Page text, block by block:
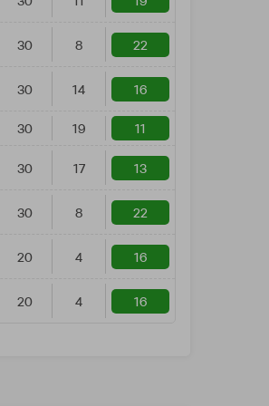
30 8 22
30 14 16
30 19 11
30 17 13
30 8 22
20 4 16
20 4 16